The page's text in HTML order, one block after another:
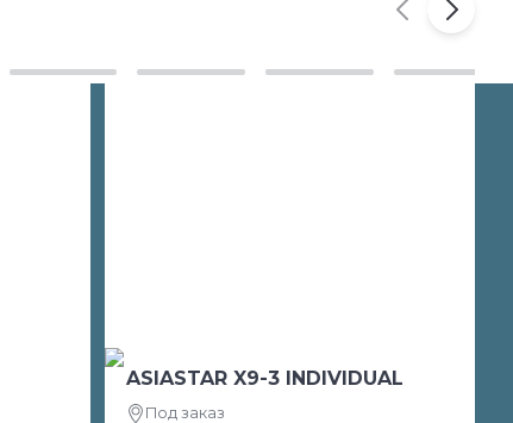
ASIASTAR X9-3 INDIVIDUAL
Под заказ